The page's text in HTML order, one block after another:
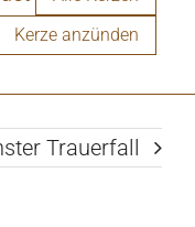
Kerze anzünden
Trauerfall